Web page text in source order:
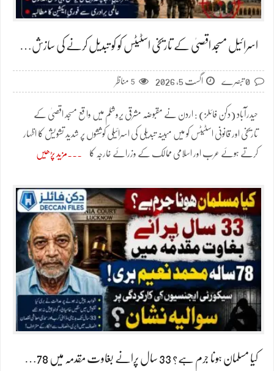
اسرائیل مسجد اقصیٰ کے تاریخی اسٹیٹس کو کو تبدیل کرنے کی سازش…
اگست 5, 2026 5 مناظر
حیدرآباد (دکن فائلز) : اردن نے مقبوضہ مشرقی یروشلم میں واقع مسجد اقصیٰ کے
تاریخی اور قانونی اسٹیٹس کو میں مبینہ تبدیلی کی اسرائیلی کوششوں پر شدید تشویش کا اظہار
کرتے ہوئے عرب اور اسلامی ممالک کے وزرائے خارجہ کا مزید پڑھیں
کیا مسلمان ہونا جرم ہے؟ 33 سال پرانے بغاوت مقدمہ میں 78…